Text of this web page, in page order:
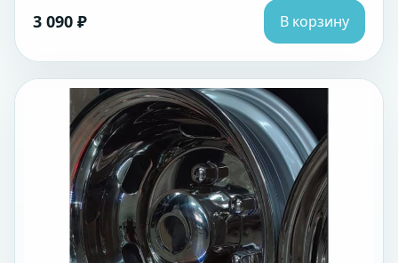
3 090 ₽ В корзину